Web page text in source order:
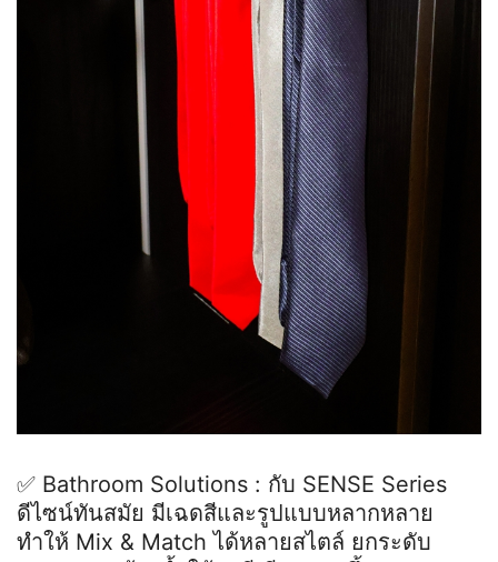
✅ Bathroom Solutions : กับ SENSE Series
ดีไซน์ทันสมัย มีเฉดสีและรูปแบบหลากหลาย
ทำให้ Mix & Match ได้หลายสไตล์ ยกระดับ